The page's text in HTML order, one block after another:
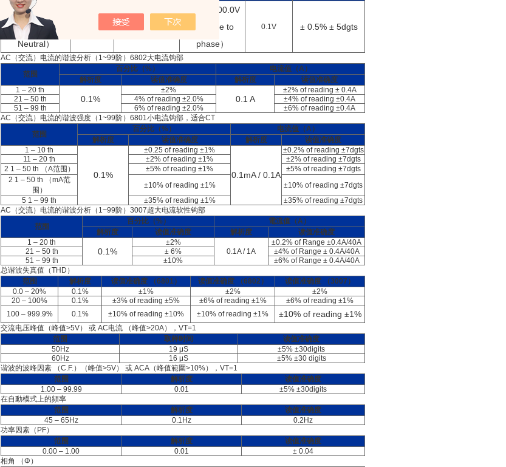
4.0V – 500.0
（Phase to
Neutral）
± 0.5% ± 5dgts
4.0V – 600.0V
（Phase to
phase）
0.1V ± 0.5% ± 5dgts
AC（交流）电流的谐波分析（1~99阶）6802大电流钩部
范围
百分比（%）
电流值（A）
解析度
读值准确度 解析度
读值准确度
1 – 20 th
0.1%
±2%
0.1 A
±2% of reading ± 0.4A
21 – 50 th
4% of reading ±2.0%
±4% of reading ±0.4A
51 – 99 th
6% of reading ±2.0%
±6% of reading ±0.4A
AC（交流）电流的谐波强度（1~99阶）6801小电流钩部，适合CT
范围
百分比（%）
电流值（A）
解析度
读值准确度 解析度
读值准确度
1 – 10 th
0.1%
±0.25 of reading ±1%
0.1mA / 0.1A
±0.2% of reading ±7dgts
11 – 20 th
±2% of reading ±1%
±2% of reading ±7dgts
2 1 – 50 th （A范围）
±5% of reading ±1%
±5% of reading ±7dgts
2 1 – 50 th （mA范
围）
±10% of reading ±1%
±10% of reading ±7dgts
5 1 – 99 th
±35% of reading ±1%
±35% of reading ±7dgts
AC（交流）电流的谐波分析（1~99阶）3007超大电流软性钩部
范围
百分比（%）
電流值（A）
解析度
读值准确度 解析度
读值准确度
1 – 20 th
0.1%
±2%
0.1A / 1A
±0.2% of Range ±0.4A/40A
21 – 50 th
± 6%
±4% of Range ± 0.4A/40A
51 – 99 th
±10%
±6% of Range ± 0.4A/40A
总谐波失真值（THD）
范围
解析度 读值准确度 （6801） 读值准确度 （6802） 读值准确度
（3007）
0.0 – 20%
0.1% ±1% ±2%
±2%
20 – 100%
0.1% ±3% of reading ±5% ±6% of reading ±1%
±6% of reading ±1%
100 – 999.9%
0.1% ±10% of reading ±10% ±10% of reading ±1% ±10% of reading ±1%
交流电压峰值（峰值>5V） 或 AC电流 （峰值>20A），VT=1
范围
取样时间
读值准确度
50Hz
19 μS
±5% ±30digits
60Hz
16 μS
±5% ±30 digits
谐波的波峰因素 （C.F.）（峰值>5V） 或 ACA（峰值範圍>10%），VT=1
范围
解析度
读值准确度
1.00 – 99.99
0.01
±5% ±30digits
在自動模式上的頻率
范围
解析度
读值准确度
45 – 65Hz
0.1Hz
0.2Hz
功率因素（PF）
范围
解析度
读值准确度
0.00 – 1.00
0.01
± 0.04
相角 （Φ）